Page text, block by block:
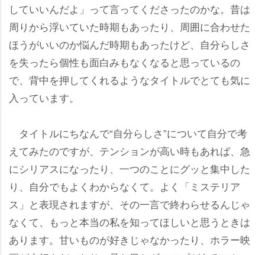
していいんだよ」って言ってくださったのかな。昔は
周りから浮いていた時期もあったり、周囲に合わせた
ほうがいいのか悩んだ時期もあったけど、自分らしさ
を失ったら個性も面白みもなくなると思っているの
で、背中を押してくれるようなタイトルでとても気に
入っています。
タイトルにちなんで“自分らしさ”について自分で考
えてみたのですが、テンションが高い時もあれば、急
にシリアスになったり、一つのことにグッと集中した
り、自分でもよくわからなくて。よく「ミステリア
ス」と表現されますが、その一言で終わらせるんじゃ
なくて、もっと本当の私を知ってほしいと思うときは
あります。甘いものが好きじゃなかったり、ホラー映